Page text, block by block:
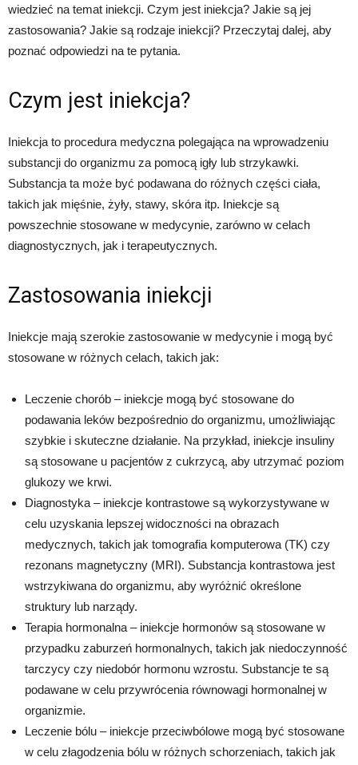
wiedzieć na temat iniekcji. Czym jest iniekcja? Jakie są jej
zastosowania? Jakie są rodzaje iniekcji? Przeczytaj dalej, aby
poznać odpowiedzi na te pytania.
Czym jest iniekcja?
Iniekcja to procedura medyczna polegająca na wprowadzeniu
substancji do organizmu za pomocą igły lub strzykawki.
Substancja ta może być podawana do różnych części ciała,
takich jak mięśnie, żyły, stawy, skóra itp. Iniekcje są
powszechnie stosowane w medycynie, zarówno w celach
diagnostycznych, jak i terapeutycznych.
Zastosowania iniekcji
Iniekcje mają szerokie zastosowanie w medycynie i mogą być
stosowane w różnych celach, takich jak:
Leczenie chorób – iniekcje mogą być stosowane do
podawania leków bezpośrednio do organizmu, umożliwiając
szybkie i skuteczne działanie. Na przykład, iniekcje insuliny
są stosowane u pacjentów z cukrzycą, aby utrzymać poziom
glukozy we krwi.
Diagnostyka – iniekcje kontrastowe są wykorzystywane w
celu uzyskania lepszej widoczności na obrazach
medycznych, takich jak tomografia komputerowa (TK) czy
rezonans magnetyczny (MRI). Substancja kontrastowa jest
wstrzykiwana do organizmu, aby wyróżnić określone
struktury lub narządy.
Terapia hormonalna – iniekcje hormonów są stosowane w
przypadku zaburzeń hormonalnych, takich jak niedoczynność
tarczycy czy niedobór hormonu wzrostu. Substancje te są
podawane w celu przywrócenia równowagi hormonalnej w
organizmie.
Leczenie bólu – iniekcje przeciwbólowe mogą być stosowane
w celu złagodzenia bólu w różnych schorzeniach, takich jak